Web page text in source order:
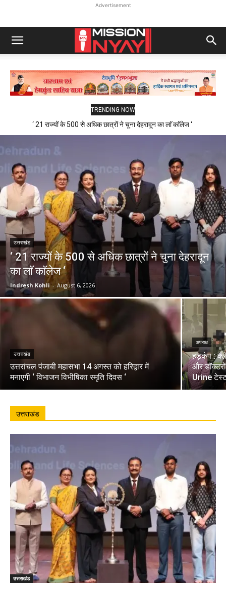
Advertisement
TRENDING NOW
‘ 21 राज्यों के 500 से अधिक छात्रों ने चुना देहरादून का लाॅ काॅलेज ‘
उत्तराखंड
‘ 21 राज्यों के 500 से अधिक छात्रों ने चुना देहरादून
का लाॅ काॅलेज ‘
Indresh Kohli - August 6, 2026
उत्तराखंड
उत्तरांचल पंजाबी महासभा 14 अगस्त को हरिद्वार में
मनाएगी ‘ विभाजन विभीषिका स्मृति दिवस ‘
अपराध
हड़कंप :
और
Urine
उत्तराखंड
उत्तराखंड